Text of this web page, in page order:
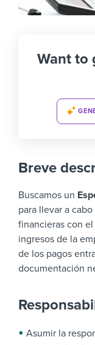
Want to
Breve
Buscamos un
para llevar a
financieras con
ingresos de la
de los pagos
documentación
Asumir la